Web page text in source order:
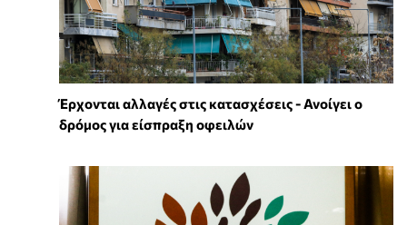
Έρχονται αλλαγές στις κατασχέσεις - Ανοίγει ο
δρόμος για είσπραξη οφειλών